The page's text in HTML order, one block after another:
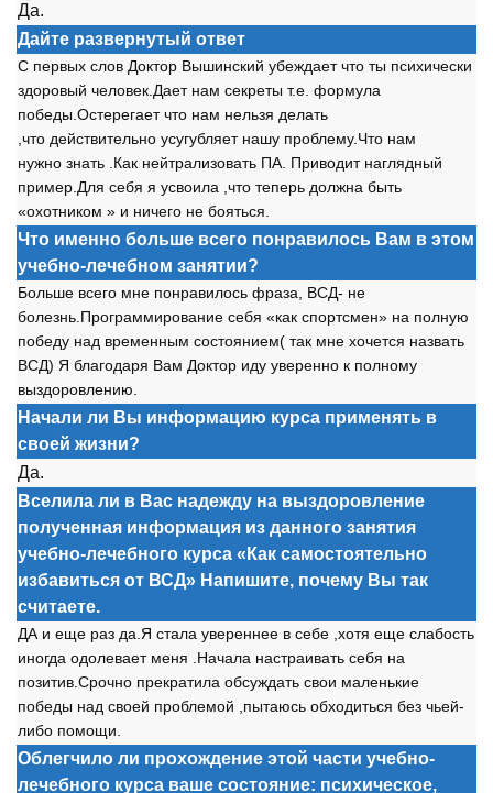
Да.
Дайте развернутый ответ
С первых слов Доктор Вышинский убеждает что ты психически
здоровый человек.Дает нам секреты т.е. формула
победы. Остерегает что нам нельзя делать
,что действительно усугубляет нашу проблему.Что нам
нужно знать .Как нейтрализовать ПА. Приводит наглядный
пример.Для себя я усвоила ,что теперь должна быть
«охотником » и ничего не бояться.
Что именно больше всего понравилось Вам в этом
учебно-лечебном занятии?
Больше всего мне понравилось фраза, ВСД- не
болезнь.Программирование себя «как спортсмен» на полную
победу над временным состоянием( так мне хочется назвать
ВСД) Я благодаря Вам Доктор иду уверенно к полному
выздоровлению.
Начали ли Вы информацию курса применять в
своей жизни?
Да.
Вселила ли в Вас надежду на выздоровление
полученная информация из данного занятия
учебно-лечебного курса «Как самостоятельно
избавиться от ВСД» Напишите, почему Вы так
считаете.
ДА и еще раз да.Я стала увереннее в себе ,хотя еще слабость
иногда одолевает меня .Начала настраивать себя на
позитив.Срочно прекратила обсуждать свои маленькие
победы над своей проблемой ,пытаюсь обходиться без чьей-
либо помощи.
Облегчило ли прохождение этой части учебно-
лечебного курса ваше состояние: психическое,